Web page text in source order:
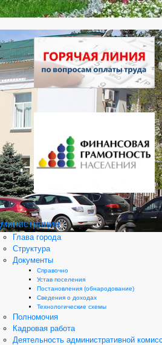
Глава города
Структура
Документы
Справочно
Устав поселения
Постановления (обнародование)
Сведения о доходах
Технологические схемы
Полномочия
Кадровая работа
Деятельность административной